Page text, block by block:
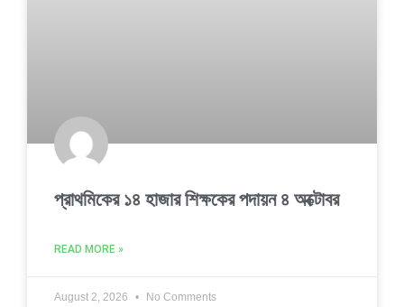
প্রাথমিকের ১৪ হাজার শিক্ষকের পদায়ন ৪ অক্টোবর
READ MORE »
August 2, 2026 No Comments